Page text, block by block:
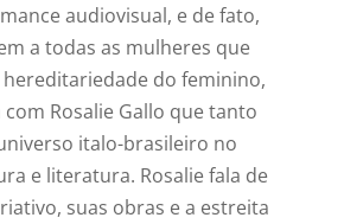
audiovisual, e de fato,
a todas as mulheres que
do feminino,
Rosalie Gallo que tanto
italo-brasileiro no
e literatura. Rosalie fala de
suas obras e a estreita